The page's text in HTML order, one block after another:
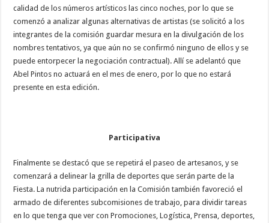
calidad de los números artísticos las cinco noches, por lo que se
comenzó a analizar algunas alternativas de artistas (se solicitó a los
integrantes de la comisión guardar mesura en la divulgación de los
nombres tentativos, ya que aún no se confirmó ninguno de ellos y se
puede entorpecer la negociación contractual). Allí se adelantó que
Abel Pintos no actuará en el mes de enero, por lo que no estará
presente en esta edición.
Participativa
Finalmente se destacó que se repetirá el paseo de artesanos, y se
comenzará a delinear la grilla de deportes que serán parte de la
Fiesta. La nutrida participación en la Comisión también favoreció el
armado de diferentes subcomisiones de trabajo, para dividir tareas
en lo que tenga que ver con Promociones, Logística, Prensa, deportes,